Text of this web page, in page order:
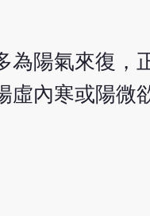
陽氣來復，
內寒或陽微